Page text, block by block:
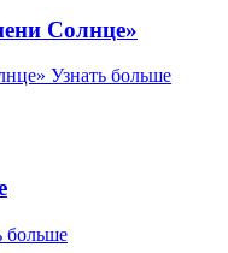
Солнце»
Узнать больше
больше